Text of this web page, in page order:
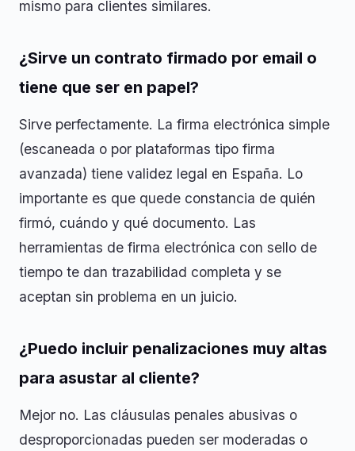
mismo para clientes similares.
¿Sirve un contrato firmado por email o
tiene que ser en papel?
Sirve perfectamente. La firma electrónica simple
(escaneada o por plataformas tipo firma
avanzada) tiene validez legal en España. Lo
importante es que quede constancia de quién
firmó, cuándo y qué documento. Las
herramientas de firma electrónica con sello de
tiempo te dan trazabilidad completa y se
aceptan sin problema en un juicio.
¿Puedo incluir penalizaciones muy altas
para asustar al cliente?
Mejor no. Las cláusulas penales abusivas o
desproporcionadas pueden ser moderadas o